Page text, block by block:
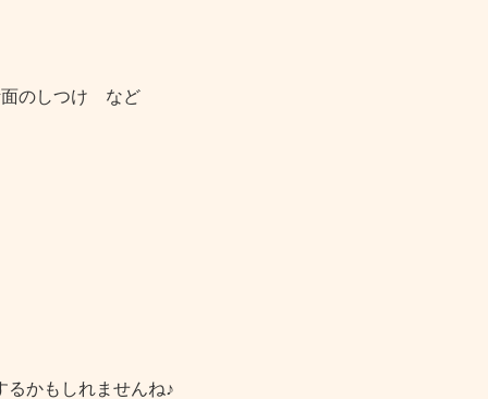
面のしつけ など
るかもしれませんね♪